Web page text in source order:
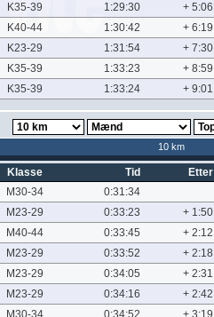
K35-39 1:29:30 + 5:06
K40-44 1:30:42 + 6:19
K23-29 1:31:54 + 7:30
K35-39 1:33:23 + 8:59
K35-39 1:33:24 + 9:01
10 km
Klasse Tid Etter
M30-34 0:31:34
M23-29 0:33:23 + 1:50
M40-44 0:33:45 + 2:12
M23-29 0:33:52 + 2:18
M23-29 0:34:05 + 2:31
M23-29 0:34:16 + 2:42
M30-34 0:34:52 + 3:19